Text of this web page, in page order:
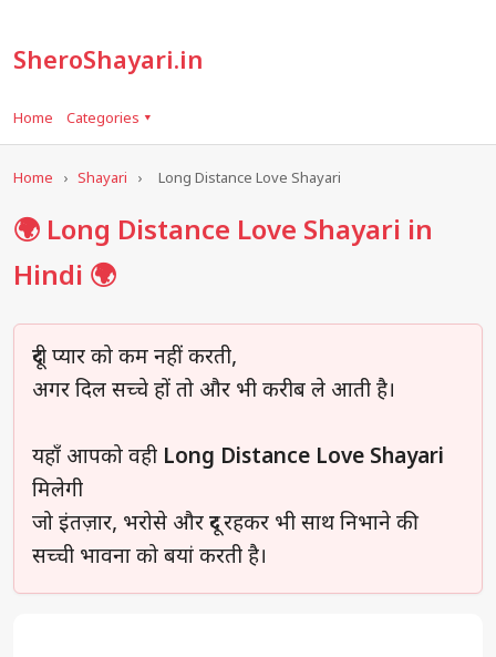
SheroShayari.in
Home Categories ▾
Home › Shayari › Long Distance Love Shayari
🌍 Long Distance Love Shayari in
Hindi 🌍
दूरी प्यार को कम नहीं करती,
अगर दिल सच्चे हों तो और भी करीब ले आती है।
यहाँ आपको वही Long Distance Love Shayari
मिलेगी
जो इंतज़ार, भरोसे और दूर रहकर भी साथ निभाने की
सच्ची भावना को बयां करती है।